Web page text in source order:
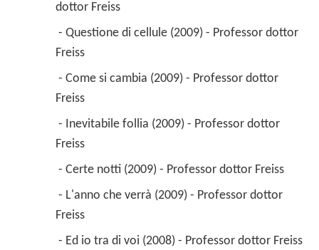
dottor Freiss
Freiss
Freiss
Freiss
- Certe notti (2009) - Professor dottor Freiss
Freiss
- Ed io tra di voi (2008) - Professor dottor Freiss